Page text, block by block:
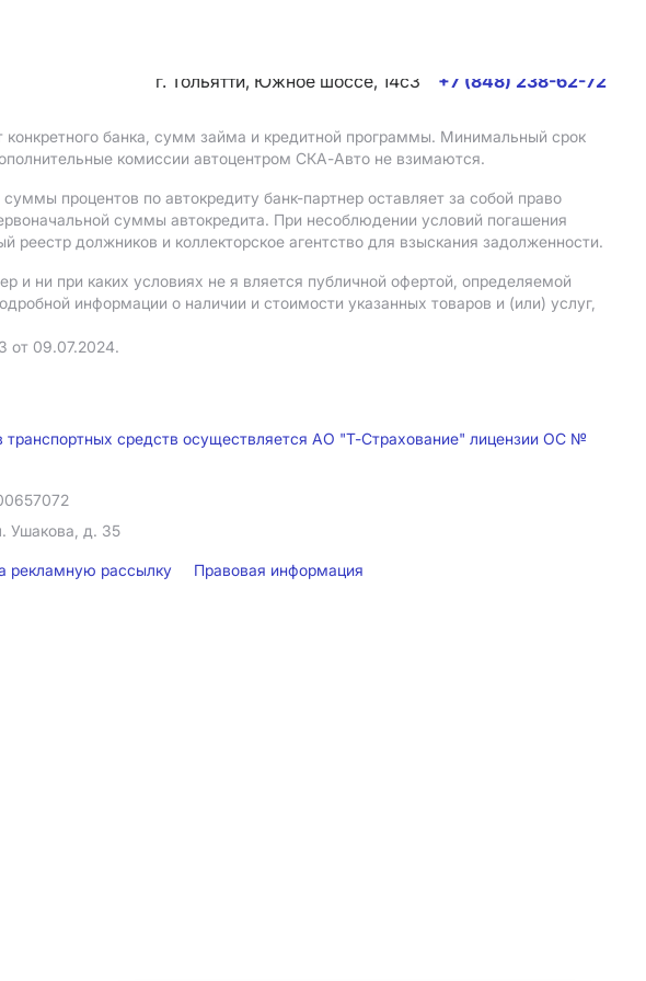
г. Тольятти, Южное шоссе, 14с3
+7 (848) 238-62-72
конкретного банка, сумм займа и кредитной программы. Минимальный срок
комиссии автоцентром СКА-Авто не взимаются.
процентов по автокредиту банк-партнер оставляет за собой право
суммы автокредита. При несоблюдении условий погашения
должников и коллекторское агентство для взыскания задолженности.
и ни при каких условиях не я вляется публичной офертой, определяемой
информации о наличии и стоимости указанных товаров и (или) услуг,
от 09.07.2024.
транспортных средств осуществляется АО "Т-Страхование" лицензии ОС №
Ушакова, д. 35
рекламную рассылку Правовая информация